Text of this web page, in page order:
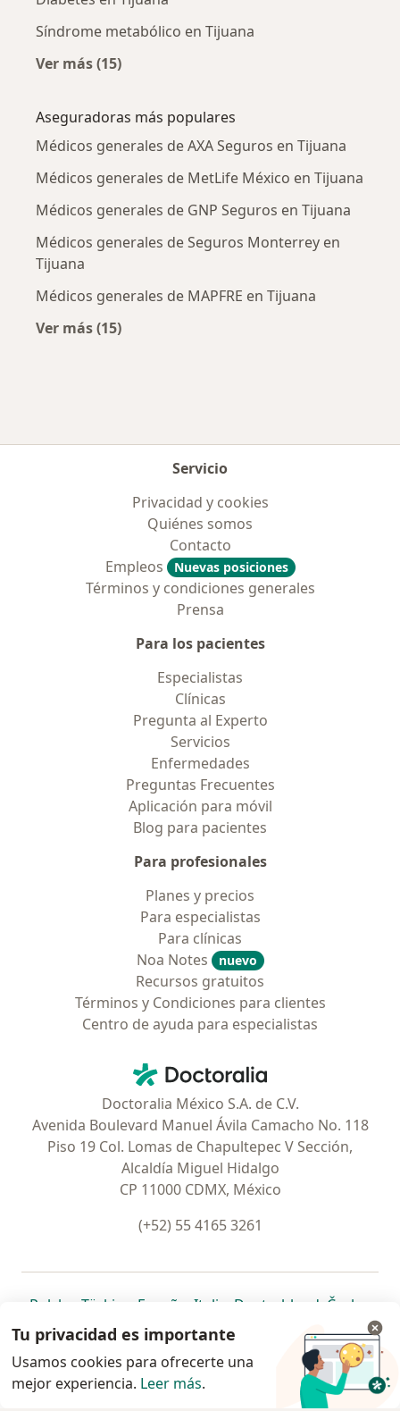
Síndrome metabólico en Tijuana
Ver más (15)
Aseguradoras más populares
Médicos generales de AXA Seguros en Tijuana
Médicos generales de MetLife México en Tijuana
Médicos generales de GNP Seguros en Tijuana
Médicos generales de Seguros Monterrey en
Tijuana
Médicos generales de MAPFRE en Tijuana
Ver más (15)
Servicio
Privacidad y cookies
Quiénes somos
Contacto
Empleos
Nuevas posiciones
Términos y condiciones generales
Prensa
Para los pacientes
Especialistas
Clínicas
Pregunta al Experto
Servicios
Enfermedades
Preguntas Frecuentes
Aplicación para móvil
Blog para pacientes
Para profesionales
Planes y precios
Para especialistas
Para clínicas
Noa Notes
nuevo
Recursos gratuitos
Términos y Condiciones para clientes
Centro de ayuda para especialistas
Doctoralia - Página de inicio
Doctoralia México S.A. de C.V.
Avenida Boulevard Manuel Ávila Camacho No. 118
Piso 19 Col. Lomas de Chapultepec V Sección,
Alcaldía Miguel Hidalgo
CP 11000 CDMX, México
(+52) 55 4165 3261
Polska se abre en una nueva pestaña
Türkiye se abre en una nueva pestaña
España se abre en una nueva pestaña
Italia se abre en una nueva
Deutschlandse abre en
Česko
Portugal
se abre en una nueva pestaña
México se abre en una nueva pestaña
Chile se abre en una nueva pestaña
Brasil se abre en una nueva
se abre en
se
se abre en una nueva
www.doctoralia.com.mx © 2026 - Encuentra tu
Tu privacidad es importante
Usamos cookies para ofrecerte una
mejor experiencia. Leer más.